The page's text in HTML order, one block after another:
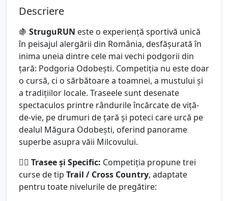
Descriere
🍇 StruguRUN este o experiență sportivă unică
în peisajul alergării din România, desfășurată în
inima uneia dintre cele mai vechi podgorii din
țară: Podgoria Odobești. Competiția nu este doar
o cursă, ci o sărbătoare a toamnei, a mustului și
a tradițiilor locale. Traseele sunt desenate
spectaculos printre rândurile încărcate de viță-
de-vie, pe drumuri de țară și poteci care urcă pe
dealul Măgura Odobești, oferind panorame
superbe asupra văii Milcovului.
🏃‍♂️ Trasee și Specific: Competiția propune trei
curse de tip Trail / Cross Country, adaptate
pentru toate nivelurile de pregătire: